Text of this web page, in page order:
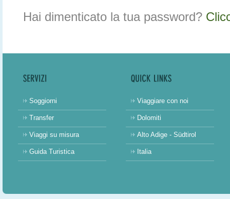
Hai dimenticato la tua password?
Soggiorni
Transfer
Viaggi su misura
Guida Turistica
Viaggiare con noi
Dolomiti
Alto Adige - Südtirol
Italia